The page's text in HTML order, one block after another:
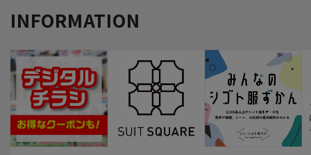
INFORMATION